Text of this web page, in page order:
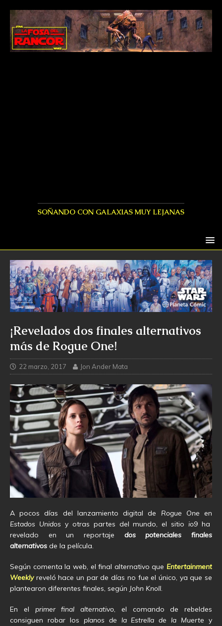
SOÑANDO CON GALAXIAS MUY LEJANAS
¡Revelados dos finales alternativos
más de Rogue One!
22 marzo, 2017 Jon Ander Mata
A pocos días del lanzamiento digital de Rogue One en
Estados Unidos y otras partes del mundo, el sitioio9 ha
revelado en un reportaje dos potenciales finales
alternativos de la película.
Según comenta la web, el final alternativo que Entertainment
Weeklyreveló hace un par de días no fue el único, ya que se
plantearon diferentes finales, según John Knoll.
En el primer final alternativo, el comando de rebeldes
consiguen robar los planos de la Estrella de la Muerte y